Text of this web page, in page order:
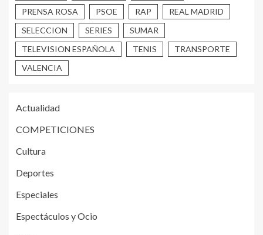
PRENSA ROSA
PSOE RAP
REAL MADRID
SELECCION
SERIES
SUMAR
TELEVISION ESPAÑOLA
TENIS
TRANSPORTE
VALENCIA
Actualidad
COMPETICIONES
Cultura
Deportes
Especiales
Espectáculos y Ocio